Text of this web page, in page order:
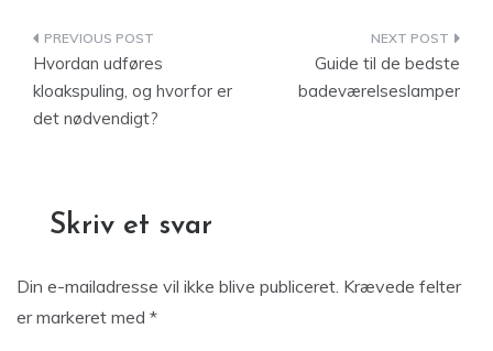
Indlægsnavigation
Hvordan udføres
kloakspuling, og hvorfor er
det nødvendigt?
Guide til de bedste
badeværelseslamper
Skriv et svar
Din e-mailadresse vil ikke blive publiceret. Krævede felter
er markeret med *